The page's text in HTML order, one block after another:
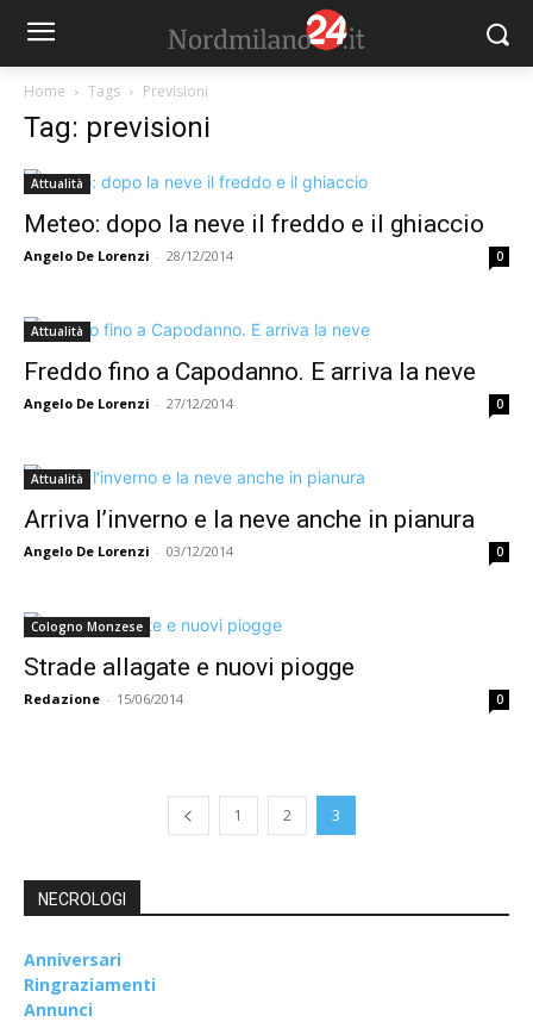
Home Tags Previsioni
Tag: previsioni
Attualità
Meteo: dopo la neve il freddo e il ghiaccio
Angelo De Lorenzi - 28/12/2014 0
Attualità
Freddo fino a Capodanno. E arriva la neve
Angelo De Lorenzi - 27/12/2014 0
Attualità
Arriva l’inverno e la neve anche in pianura
Angelo De Lorenzi - 03/12/2014 0
Cologno Monzese
Strade allagate e nuovi piogge
Redazione - 15/06/2014 0
1 2 3
NECROLOGI
Anniversari
Ringraziamenti
Annunci